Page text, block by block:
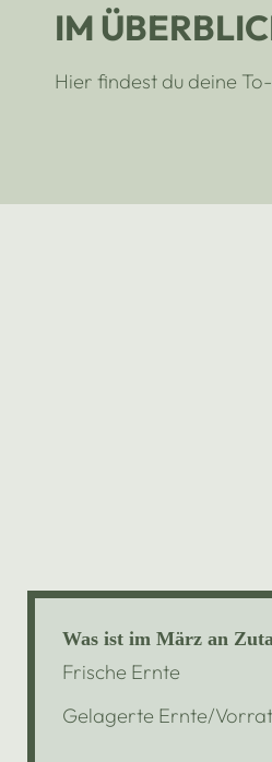
IM
Hier findest du deine
Was ist im März an
Frische Ernte
Gelagerte Ernte/Vorrat